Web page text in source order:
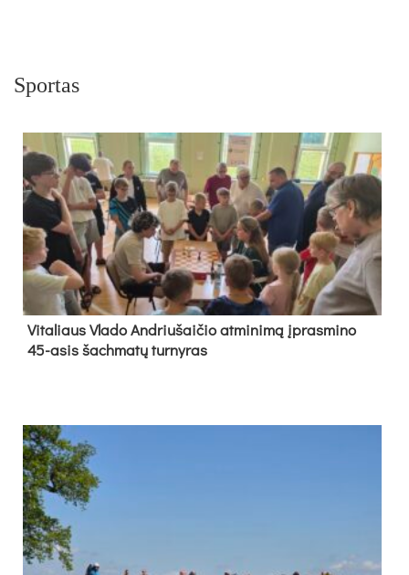
Sportas
Vi­ta­liaus Vla­do And­riu­šai­čio at­mi­ni­mą įpras­mi­no
45-asis šach­ma­tų tur­ny­ras